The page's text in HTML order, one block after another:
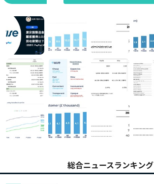
総合ニュースランキング